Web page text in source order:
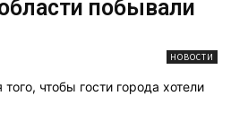
побывали
НОВОСТИ
чтобы гости города хотели